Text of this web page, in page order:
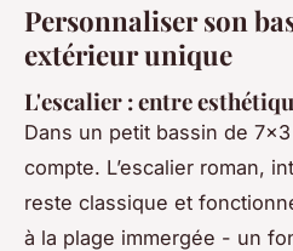
Personnaliser son
extérieur unique
L'escalier : entre
Dans un petit bassin de
compte. L’escalier roman,
reste classique et
à la plage immergée - un